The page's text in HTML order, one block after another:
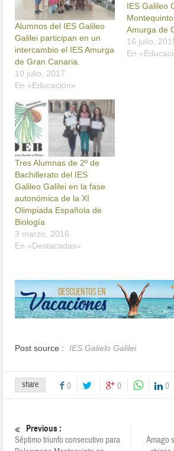
Alumnos del IES Galileo
Galilei participan en un
intercambio el IES Amurga
de Gran Canaria.
10 julio, 2017
En «Educación»
IES Galileo
Amurga de
16 julio,
En
Tres Alumnas de 2º de
Bachillerato del IES
Galileo Galilei en la fase
autonómica de la XI
Olimpiada Española de
Biología
3 marzo, 2016
En «Destacadas»
Post source : IES Galielo Galilei
share 0 0 0
Previous :
Séptimo triunfo consecutivo para
Amago